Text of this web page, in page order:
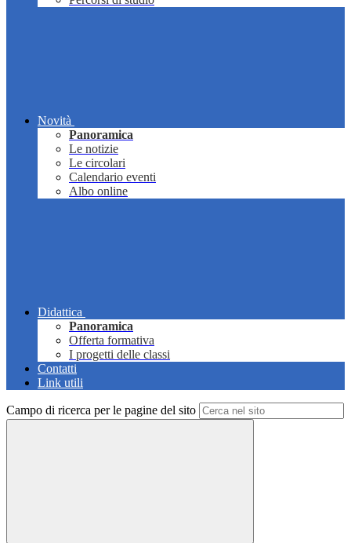
Novità
Panoramica
Le notizie
Le circolari
Calendario eventi
Albo online
Didattica
Panoramica
Offerta formativa
I progetti delle classi
Contatti
Link utili
Campo di ricerca per le pagine del sito